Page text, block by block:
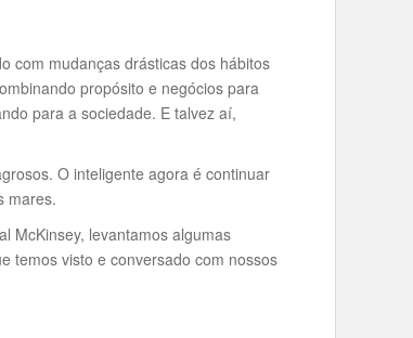
com mudanças drásticas dos hábitos
propósito e negócios para
para a sociedade. E talvez aí,
O inteligente agora é continuar
mares.
McKinsey, levantamos algumas
temos visto e conversado com nossos